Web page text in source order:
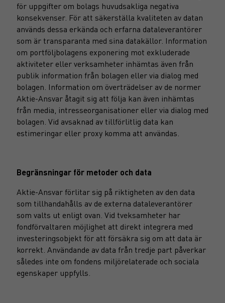
för uppgifter om bolags huvudsakliga negativa
konsekvenser. För att säkerställa kvaliteten av datan
används dessa erkända och erfarna dataleverantörer
som är transparanta med sina datakällor. Information
om portföljbolagens exponering mot exkluderade
aktiviteter eller verksamheter inhämtas även från
publik information från bolagen eller via dialog med
bolagen. Information om överträdelser av de normer
Aktie-Ansvar åtagit sig att följa kan även inhämtas
från media, intresseorganisationer eller via dialog med
bolagen. Vid avsaknad av tillförlitlig data kan
estimeringar eller proxy komma att användas.
Begränsningar för metoder och data
Aktie-Ansvar förlitar sig på riktigheten av den data
som tillhandahålls av de externa dataleverantörer
som valts ut enligt ovan. Vid tveksamheter har
fondförvaltaren möjlighet att direkt integrera med
investeringsobjekt för att försäkra sig om att data är
korrekt. Användande av data från tredje part påverkar
således inte om fondens miljörelaterade och sociala
egenskaper uppfylls.